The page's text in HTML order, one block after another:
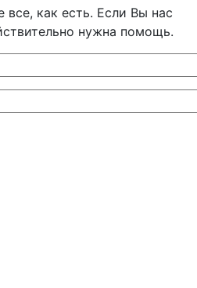
все, как есть. Если Вы нас
нужна помощь.